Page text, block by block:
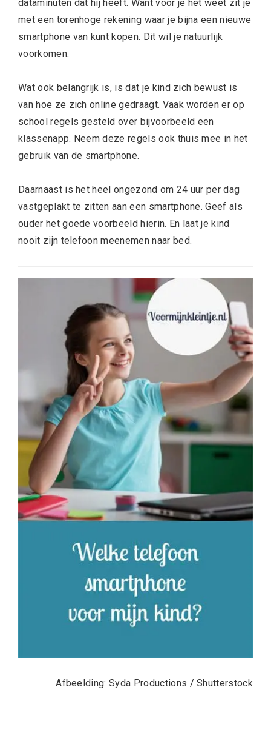
dataminuten dat hij heeft. Want voor je het weet zit je
met een torenhoge rekening waar je bijna een nieuwe
smartphone van kunt kopen. Dit wil je natuurlijk
voorkomen.
Wat ook belangrijk is, is dat je kind zich bewust is
van hoe ze zich online gedraagt. Vaak worden er op
school regels gesteld over bijvoorbeeld een
klassenapp. Neem deze regels ook thuis mee in het
gebruik van de smartphone.
Daarnaast is het heel ongezond om 24 uur per dag
vastgeplakt te zitten aan een smartphone. Geef als
ouder het goede voorbeeld hierin. En laat je kind
nooit zijn telefoon meenemen naar bed.
Afbeelding:Syda Productions / Shutterstock